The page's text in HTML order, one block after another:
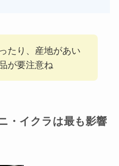
たり、産地があい
が要注意ね
・イクラは最も影響